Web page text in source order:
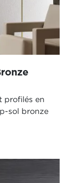
profilés en
sol bronze